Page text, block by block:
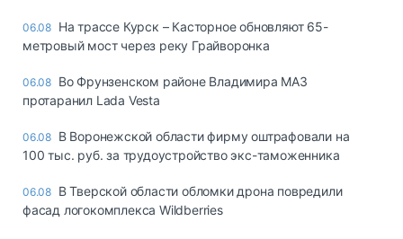
06.08 На трассе Курск – Касторное обновляют 65-
метровый мост через реку Грайворонка
06.08 Во Фрунзенском районе Владимира МАЗ
протаранил Lada Vesta
06.08 В Воронежской области фирму оштрафовали на
100 тыс. руб. за трудоустройство экс-таможенника
06.08 В Тверской области обломки дрона повредили
фасад логокомплекса Wildberries